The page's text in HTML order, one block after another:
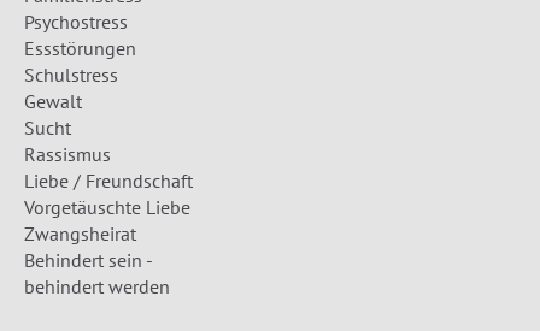
Psychostress
Essstörungen
Schulstress
Gewalt
Sucht
Rassismus
Liebe / Freundschaft
Vorgetäuschte Liebe
Zwangsheirat
Behindert sein -
behindert werden